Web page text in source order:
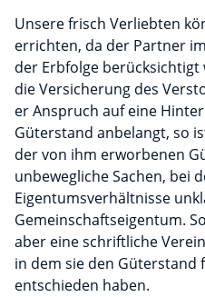
Unsere frisch Verliebten
errichten, da der Partner
der Erbfolge
die Versicherung des
er Anspruch auf eine
Güterstand anbelangt, so
der von ihm erworbenen
unbewegliche Sachen, bei
Eigentumsverhältnisse
Gemeinschaftseigentum.
aber eine schriftliche
in dem sie den Güterstand
entschieden haben.